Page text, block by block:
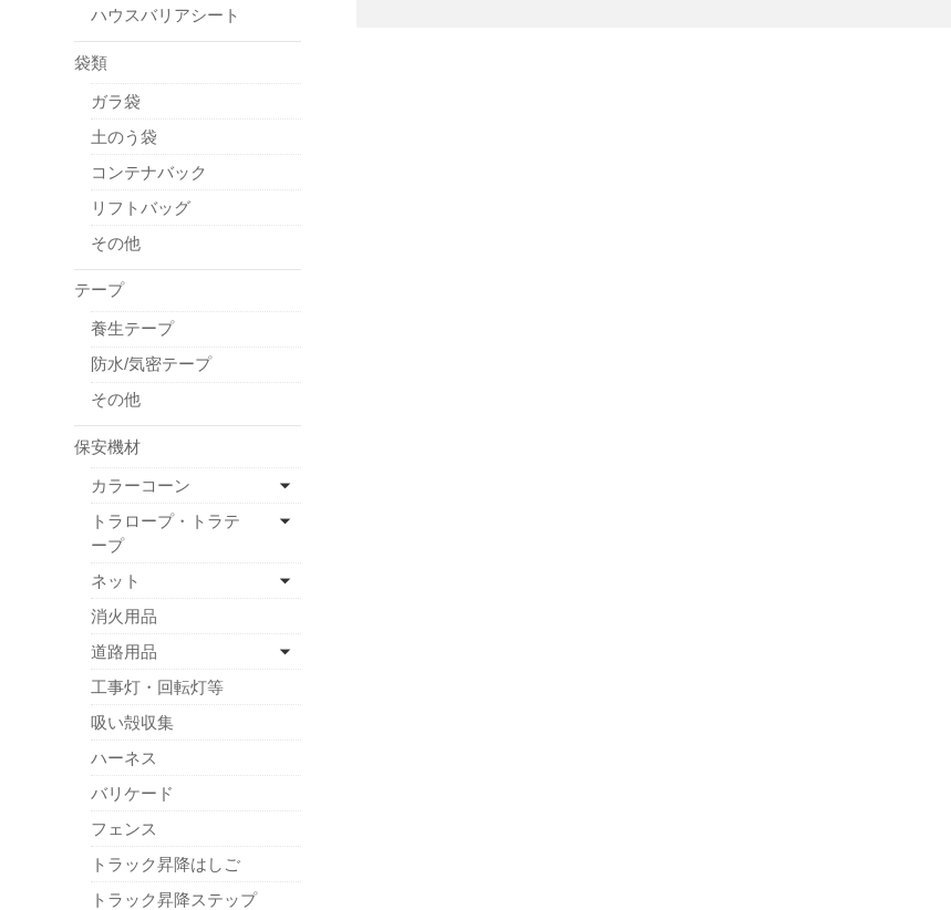
ハウスバリアシート
袋類
ガラ袋
土のう袋
コンテナバック
リフトバッグ
その他
テープ
養生テープ
防水/気密テープ
その他
保安機材
カラーコーン
トラロープ・トラテ
ープ
ネット
消火用品
道路用品
工事灯・回転灯等
吸い殻収集
ハーネス
バリケード
フェンス
トラック昇降はしご
トラック昇降ステップ